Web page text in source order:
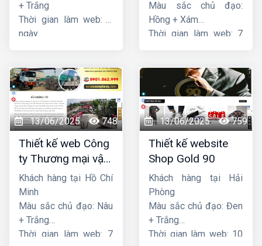
+ Trắng
Thời gian làm web: 7
ngày
Màu sắc chủ đạo:
Hồng + Xám
Thời gian làm web: 7
13/06/2025 748
Thiết kế web Công
ty Thương mại vận
tải Song Bằng
Khách hàng tại Hồ Chí
Minh
Màu sắc chủ đạo: Nâu
+ Trắng
Thời gian làm web: 7
13/06/2025 759
Thiết kế website
Shop Gold 90
Khách hàng tại Hải
Phòng
Màu sắc chủ đạo: Đen
+ Trắng
Thời gian làm web: 10